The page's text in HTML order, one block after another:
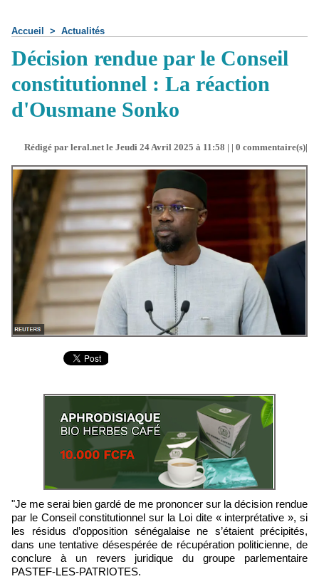
Accueil > Actualités
Décision rendue par le Conseil
constitutionnel : La réaction
d'Ousmane Sonko
Rédigé par leral.net le Jeudi 24 Avril 2025 à 11:58 | | 0 commentaire(s)|
"Je me serai bien gardé de me prononcer sur la décision rendue
par le Conseil constitutionnel sur la Loi dite « interprétative », si
les résidus d’opposition sénégalaise ne s’étaient précipités,
dans une tentative désespérée de récupération politicienne, de
conclure à un revers juridique du groupe parlementaire
PASTEF-LES-PATRIOTES.